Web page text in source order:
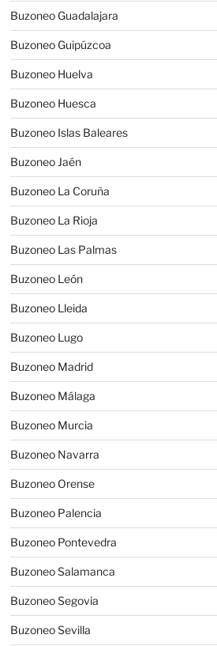
Buzoneo Guadalajara
Buzoneo Guipúzcoa
Buzoneo Huelva
Buzoneo Huesca
Buzoneo Islas Baleares
Buzoneo Jaén
Buzoneo La Coruña
Buzoneo La Rioja
Buzoneo Las Palmas
Buzoneo León
Buzoneo Lleida
Buzoneo Lugo
Buzoneo Madrid
Buzoneo Málaga
Buzoneo Murcia
Buzoneo Navarra
Buzoneo Orense
Buzoneo Palencia
Buzoneo Pontevedra
Buzoneo Salamanca
Buzoneo Segovia
Buzoneo Sevilla